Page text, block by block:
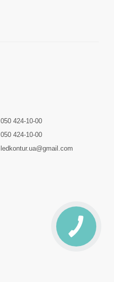
050 424-10-00
050 424-10-00
ledkontur.ua@gmail.com